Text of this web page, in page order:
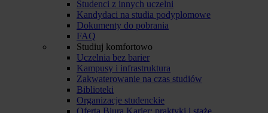
Studenci z innych uczelni
Kandydaci na studia podyplomowe
Dokumenty do pobrania
FAQ
Studiuj komfortowo
Uczelnia bez barier
Kampusy i infrastruktura
Zakwaterowanie na czas studiów
Biblioteki
Organizacje studenckie